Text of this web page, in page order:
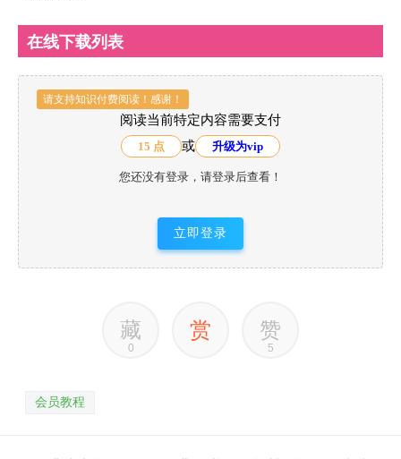
在线下载列表
请支持知识付费阅读！感谢！
阅读当前特定内容需要支付
15 点 或 升级为vip
您还没有登录，请登录后查看！
立即登录
藏
0
赏 赞
5
会员教程